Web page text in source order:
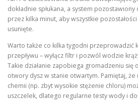
dokładnie spłukana, a system pozostawiony
przez kilka minut, aby wszystkie
usunięte.
Warto także co kilka tygodni przeprowadzić
przepływu – wyłącz filtr i pozwól wodzie
Takie działanie zapobiega gromadzeniu się
otwory dysz w stanie otwartym. Pamiętaj,
chemii (np. zbyt wysokie stężenie chloru)
uszczelek, dlatego regularne testy wody i